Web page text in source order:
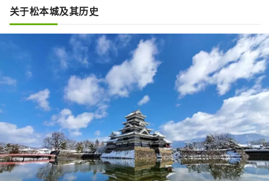
关于松本城及其历史